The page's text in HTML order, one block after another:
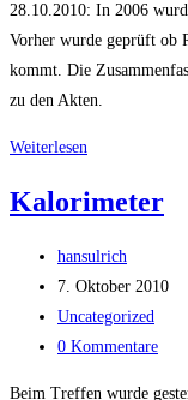
28.10.2010: In 2006
Vorher wurde geprüft ob
kommt. Die
zu den Akten.
Weiterlesen
Kalorimeter
Beitrags-
Autor:
hansulrich
Beitrag
veröffentlicht:
7. Oktober 2010
Beitrags-
Kategorie:
Uncategorized
Beitrags-
0 Kommentare
Beim Treffen wurde